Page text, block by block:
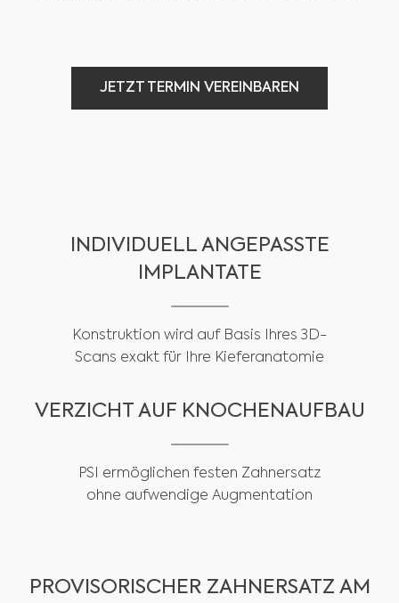
JETZT TERMIN VEREINBAREN
INDIVIDUELL ANGEPASSTE
IMPLANTATE
Konstruktion wird auf Basis Ihres 3D-
Scans exakt für Ihre Kieferanatomie
VERZICHT AUF KNOCHENAUFBAU
PSI ermöglichen festen Zahnersatz
ohne aufwendige Augmentation
PROVISORISCHER ZAHNERSATZ AM